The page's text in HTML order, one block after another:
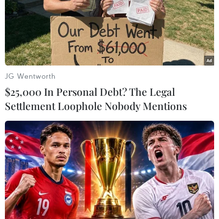
cộng, bảo đảm an ninh y tế, an toàn thực phẩm;
thực hiện đồng bộ các giải pháp để nâng cao
chất lượng khám, chữa bệnh các tuyến; tăng
cường công tác nghiên cứu khoa học, ứng dụng
công nghệ cao trong phòng, phát hiện sớm,
chẩn đoán và điều trị bệnh tật; đẩy mạnh
nghiên cứu, sản xuất trang thiết bị y tế, sinh
phẩm, vật tư, thuốc để chủ động trong phòng,
chống dịch bệnh và điều trị…
Đánh giá cao việc thực hiện nhiệm vụ của
ngành y tế năm qua, nhất là trong bối cảnh đại
dịch COVID-19, toàn ngành tập trung cho phòng,
chống dịch bệnh, đồng thời vẫn bảo đảm thực
hiện các chỉ tiêu Quốc hội giao trong bảo vệ,
chăm sóc và nâng cao sức khỏe nhân dân, Phó
JG Wentworth
$25,000 In Personal Debt? The Legal
Settlement Loophole Nobody Mentions